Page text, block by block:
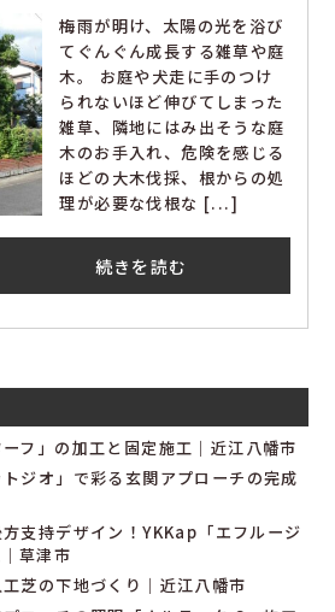
梅雨が明け、太陽の光を浴び
てぐんぐん成長する雑草や庭
木。 お庭や犬走に手のつけ
られないほど伸びてしまった
雑草、隣地にはみ出そうな庭
木のお手入れ、危険を感じる
ほどの大木伐採、根からの処
理が必要な伐根な [...]
続きを読む
フ」の加工と固定施工｜近江八幡市
ジオ」で彩る玄関アプローチの完成
支持デザイン！YKKap「エフルージ
草津市
芝の下地づくり｜近江八幡市